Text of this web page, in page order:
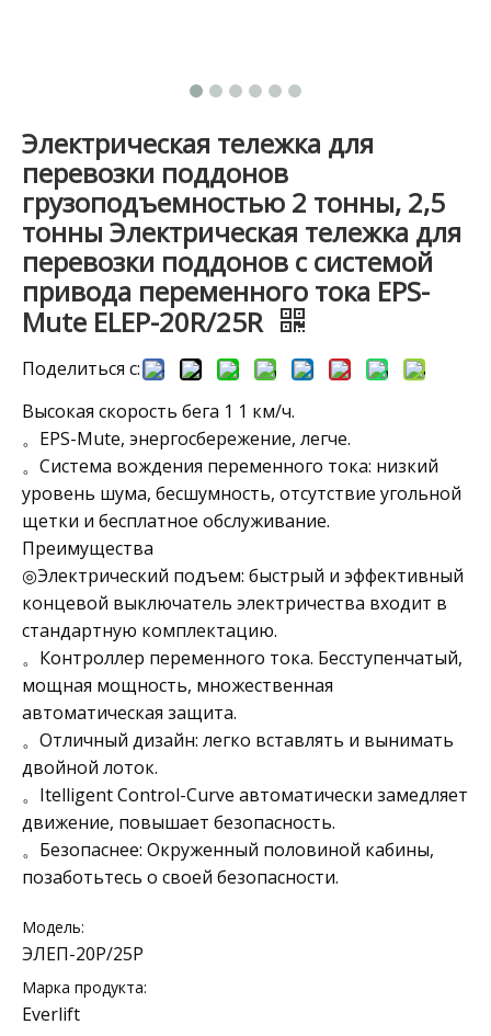
Электрическая тележка для
перевозки поддонов
грузоподъемностью 2 тонны, 2,5
тонны Электрическая тележка для
перевозки поддонов с системой
привода переменного тока EPS-
Mute ELEP-20R/25R
Поделиться с:
Высокая скорость бега 1 1 км/ч.
。EPS-Mute, энергосбережение, легче.
。Система вождения переменного тока: низкий
уровень шума, бесшумность, отсутствие угольной
щетки и бесплатное обслуживание.
Преимущества
◎Электрический подъем: быстрый и эффективный
концевой выключатель электричества входит в
стандартную комплектацию.
。Контроллер переменного тока. Бесступенчатый,
мощная мощность, множественная
автоматическая защита.
。Отличный дизайн: легко вставлять и вынимать
двойной лоток.
。Itelligent Control-Curve автоматически замедляет
движение, повышает безопасность.
。Безопаснее: Окруженный половиной кабины,
позаботьтесь о своей безопасности.
Модель:
ЭЛЕП-20Р/25Р
Марка продукта:
Everlift